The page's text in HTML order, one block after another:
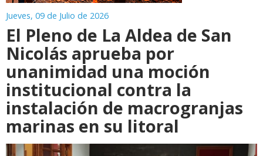
Jueves, 09 de Julio de 2026
El Pleno de La Aldea de San
Nicolás aprueba por
unanimidad una moción
institucional contra la
instalación de macrogranjas
marinas en su litoral